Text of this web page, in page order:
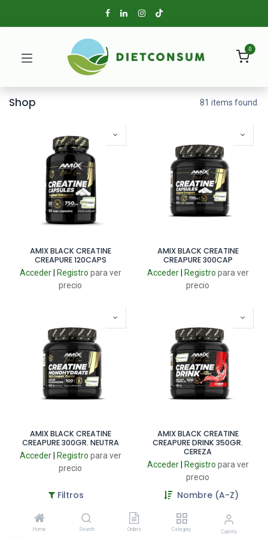
Filtros Nombre (A-Z)
Home Search Orders Category Cuenta
0
Shop 81 items found.
AMIX BLACK CREATINE
CREAPURE 120CAPS
Acceder| Registro para ver
precio
AMIX BLACK CREATINE
CREAPURE 300CAP
Acceder| Registro para ver
precio
AMIX BLACK CREATINE
CREAPURE 300GR. NEUTRA
Acceder| Registro para ver
precio
AMIX BLACK CREATINE
CREAPURE DRINK 350GR.
CEREZA
Acceder| Registro para ver
precio